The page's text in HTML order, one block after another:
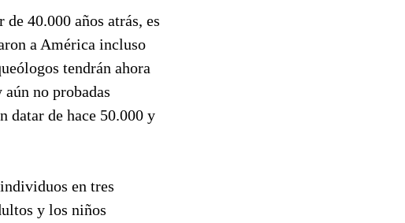
40.000 años atrás, es
a América incluso
tendrán ahora
no probadas
datar de hace 50.000 y
en tres
y los niños